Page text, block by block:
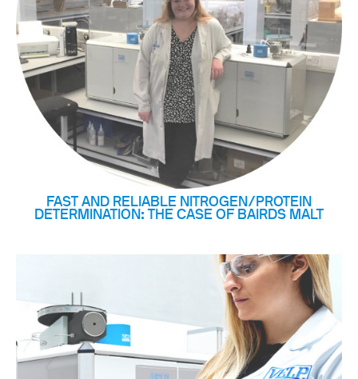
FAST AND RELIABLE NITROGEN/PROTEIN
DETERMINATION: THE CASE OF BAIRDS MALT